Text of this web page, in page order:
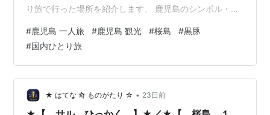
り旅で行った場所を紹介します。 鹿児島のシンボル・桜
渡れて、海の向こうにどーんとそびえる火山の姿は圧巻
でした。開放的な景色を眺めるだけで、心がすっと軽く
なります。桜島には桜島マグマ温泉もあって、絶景とと
もに湯に浸かる贅沢も。 名物「黒豚グルメ」を堪能 鹿児
島グルメの主役は、なんといっても黒豚。私はしゃぶし
ゃぶの人気店「遊食豚彩 いちにいさん」や…
#鹿児島 一人旅 #鹿児島 観光 #桜島 #黒豚
#国内ひとり旅
★ はてな 奇 ものがたり ☆ • 23日前